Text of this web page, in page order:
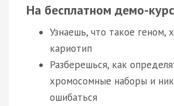
На бесплатном демо-
Узнаешь, что такое геном,
кариотип
Разберешься, как
хромосомные наборы и
ошибаться